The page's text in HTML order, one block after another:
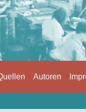
Autoren